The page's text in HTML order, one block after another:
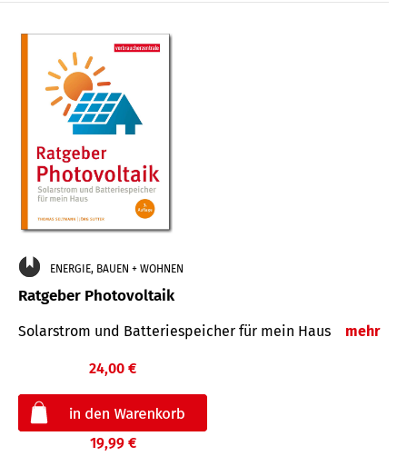
ENERGIE, BAUEN + WOHNEN
Ratgeber Photovoltaik
Solarstrom und Batteriespeicher für mein Haus mehr
24,00 €
19,99 €